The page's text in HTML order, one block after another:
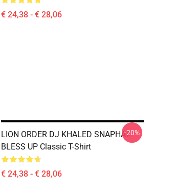
€ 24,38 - € 28,06
LION ORDER DJ KHALED SNAPHAT
BLESS UP Classic T-Shirt
€ 24,38 - € 28,06
-20%